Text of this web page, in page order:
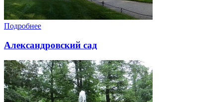
Подробнее
Александровский сад